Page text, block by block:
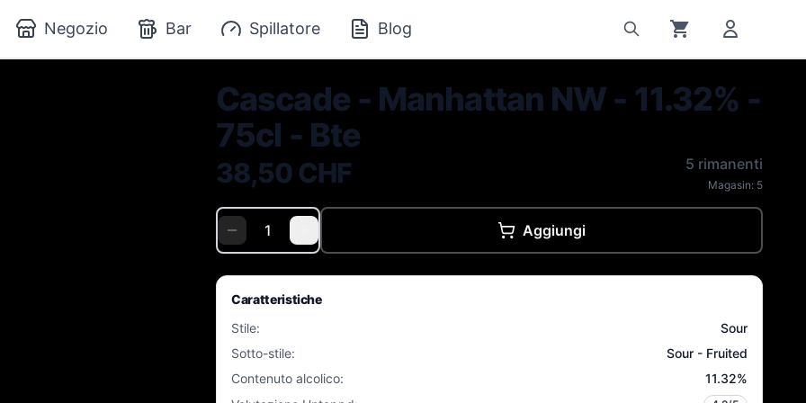
Negozio Bar Spillatore Blog
Cascade - Manhattan NW - 11.32% -
75cl - Bte
38,50 CHF 5 rimanenti
Magasin: 5
Aggiungi
Caratteristiche
Stile:
Sour
Sotto-stile:
Sour - Fruited
Contenuto alcolico: 11.32%